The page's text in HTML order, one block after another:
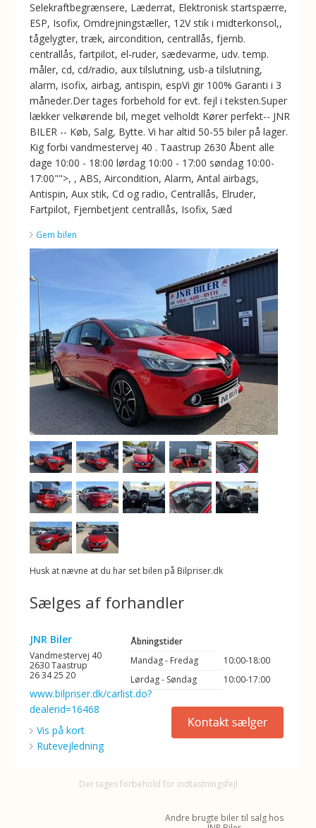
Selekraftbegrænsere, Læderrat, Elektronisk startspærre,
ESP, Isofix, Omdrejningstæller, 12V stik i midterkonsol,,
tågelygter, træk, aircondition, centrallås, fjernb.
centrallås, fartpilot, el-ruder, sædevarme, udv. temp.
måler, cd, cd/radio, aux tilslutning, usb-a tilslutning,
alarm, isofix, airbag, antispin, espVi gir 100% Garanti i 3
måneder.Der tages forbehold for evt. fejl i teksten.Super
lækker velkørende bil, meget velholdt Kører perfekt-- JNR
BILER -- Køb, Salg, Bytte. Vi har altid 50-55 biler på lager.
Kig forbi vandmestervej 40 . Taastrup 2630 Åbent alle
dage 10:00 - 18:00 lørdag 10:00 - 17:00 søndag 10:00-
17:00"">, , ABS, Aircondition, Alarm, Antal airbags,
Antispin, Aux stik, Cd og radio, Centrallås, Elruder,
Fartpilot, Fjernbetjent centrallås, Isofix, Sæd
Gem bilen
Husk at nævne at du har set bilen på Bilpriser.dk
Sælges af forhandler
JNR Biler
Vandmestervej 40
2630 Taastrup
26 34 25 20
www.bilpriser.dk/carlist.do?
dealerid=16468
Vis på kort
Rutevejledning
Åbningstider
Mandag - Fredag
10:00-18:00
Lørdag - Søndag
10:00-17:00
Der tages forbehold for indtastningsfejl
Andre brugte biler til salg hos